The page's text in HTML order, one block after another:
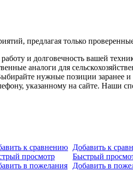
предлагая только
и долговечность вашей
аналоги для
нужные позиции заранее и
указанному на сайте. Наши
к сравнению
просмотр
в пожелания
Добавить к
Быстрый
Добавить в